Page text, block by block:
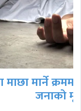
लागेर एक